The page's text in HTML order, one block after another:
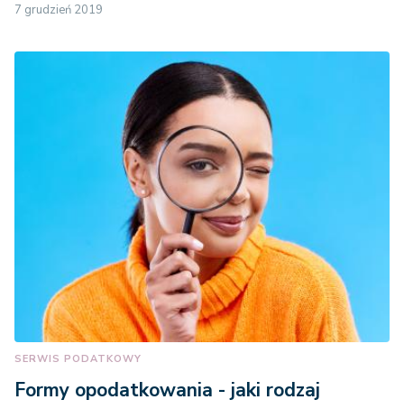
7 grudzień 2019
SERWIS PODATKOWY
Formy opodatkowania - jaki rodzaj